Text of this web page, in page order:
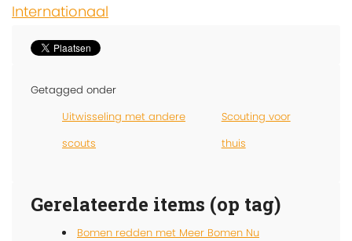
Internationaal
Getagged onder
Uitwisseling met andere
scouts
Scouting voor
thuis
Gerelateerde items (op tag)
Bomen redden met Meer Bomen Nu